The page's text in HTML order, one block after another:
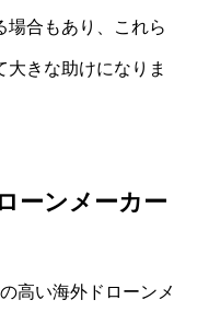
場合もあり、これら
きな助けになりま
ーンメーカー
高い海外ドローンメ